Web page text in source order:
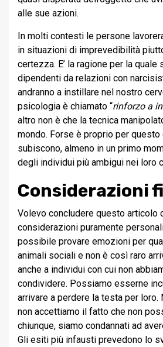
alle sue azioni.
In molti contesti le persone
in situazioni di imprevedibilità
certezza. E’ la ragione per la
dipendenti da relazioni con
andranno a instillare nel nostro
psicologia è chiamato “rinforzo a
altro non è che la tecnica
mondo. Forse è proprio per
subiscono, almeno in un primo
degli individui più ambigui nei loro
Considerazioni
Volevo concludere questo articolo
considerazioni puramente
possibile provare emozioni per
animali sociali e non è così raro
anche a individui con cui non
condividere. Possiamo esserne
arrivare a perdere la testa per loro.
non accettiamo il fatto che non
chiunque, siamo condannati ad
Gli esiti più infausti prevedono lo